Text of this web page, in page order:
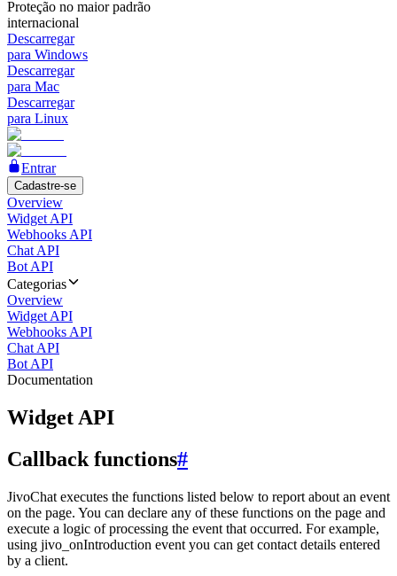
Proteção no maior padrão
internacional
Descarregar
para Windows
Descarregar
para Mac
Descarregar
para Linux
Entrar
Cadastre-se
Overview
Widget API
Webhooks API
Chat API
Bot API
Categorias
Overview
Widget API
Webhooks API
Chat API
Bot API
Documentation
Widget API
Callback functions#
JivoChat executes the functions listed below to report about an event
on the page. You can declare any of these functions on the page and
execute a logic of processing the event that occurred. For example,
using jivo_onIntroduction event you can get contact details entered
by a client.